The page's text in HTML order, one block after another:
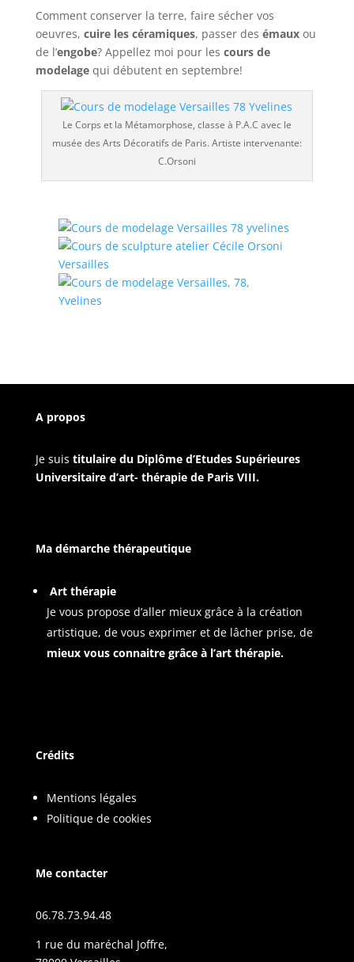
Comment conserver la terre, faire sécher vos
oeuvres, cuire les céramiques, passer des émauxou
de l’engobe? Appellez moi pour les cours de
modelagequi débutent en septembre!
Le Corps et la Métamorphose, classe à P.A.C avec le
musée des Arts Décoratifs de Paris. Artiste intervenante:
C.Orsoni
A propos
Je suis titulaire du Diplôme d’Etudes Supérieures
Universitaire d’art- thérapie de Paris VIII.
Ma démarche thérapeutique
Art thérapie
Je vous propose d’aller mieux grâce à la création
artistique, de vous exprimer et de lâcher prise, de
mieux vous connaitre grâce à l’art thérapie.
Crédits
Mentions légales
Politique de cookies
Me contacter
06.78.73.94.48
1 rue du maréchal Joffre,